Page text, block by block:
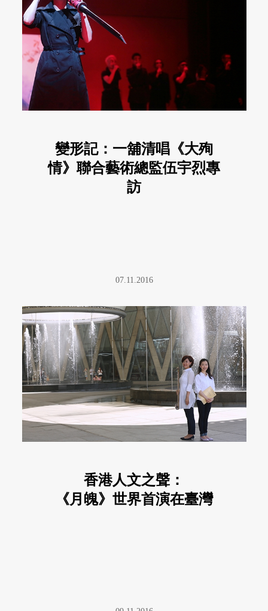
變形記：一舖清唱《大殉
情》聯合藝術總監伍宇烈專
訪
07.11.2016
香港人文之聲：
《月魄》世界首演在臺灣